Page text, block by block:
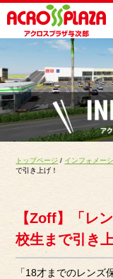
トップページ / インフォメー
で引き上げ！
【Zoff】「レ
校生まで引き
「18才までのレンズ